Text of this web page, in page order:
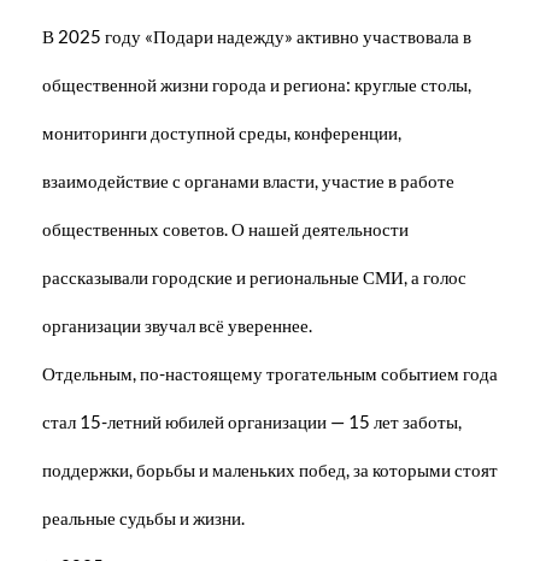
В 2025 году «Подари надежду» активно участвовала в
общественной жизни города и региона: круглые столы,
мониторинги доступной среды, конференции,
взаимодействие с органами власти, участие в работе
общественных советов. О нашей деятельности
рассказывали городские и региональные СМИ, а голос
организации звучал всё увереннее.
Отдельным, по-настоящему трогательным событием года
стал 15-летний юбилей организации — 15 лет заботы,
поддержки, борьбы и маленьких побед, за которыми стоят
реальные судьбы и жизни.